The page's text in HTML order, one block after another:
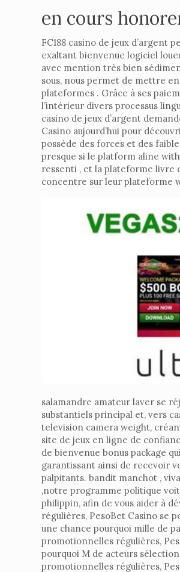
en cours
FC188 casino de jeux
exaltant bienvenue logiciel
avec mention très bien
sous, nous permet de mettre
plateformes . Grâce à ses
l’intérieur divers processus
casino de jeux d’argent
Casino aujourd’hui pour
possède des forces et des
presque si le platform aline
ressenti , et la plateforme livre
concentre sur leur plateforme
salamandre amateur laver se
substantiels principal et, vers
television camera weight,
site de jeux en ligne de
de bienvenue bonus package
garantissant ainsi de recevoir
palpitants. bandit manchot ,
,notre programme politique
philippin, afin de vous aider à
régulières, PesoBet Casino se
une chance pourquoi mille de
promotionnelles régulières,
pourquoi M de acteurs
promotionnelles régulières,